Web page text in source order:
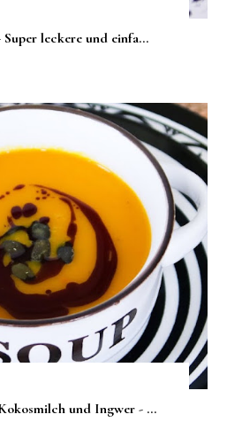
leckere und einfa...
und Ingwer - ...